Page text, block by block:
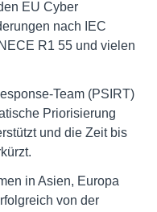
EU Cyber
nach IEC
R1 55 und vielen
Team (PSIRT)
Priorisierung
und die Zeit bis
in Asien, Europa
von der